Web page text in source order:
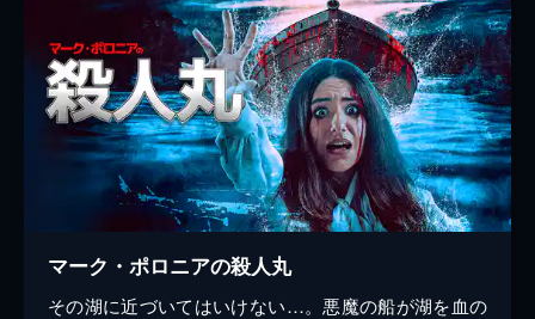
マーク・ポロニアの殺人丸
その湖に近づいてはいけない…。悪魔の船が湖を血の